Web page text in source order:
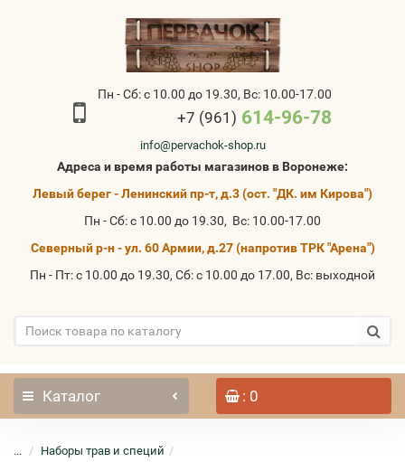
Пн - Сб: с 10.00 до 19.30, Вс: 10.00-17.00
+7 (961) 614-96-78
info@pervachok-shop.ru
Адреса и время работы магазинов в Воронеже:
Левый берег - Ленинский пр-т, д.3 (ост. "ДК. им Кирова")
Пн - Сб: с 10.00 до 19.30, Вс: 10.00-17.00
Северный р-н - ул. 60 Армии, д.27 (напротив ТРК "Арена")
Пн - Пт: с 10.00 до 19.30, Сб: с 10.00 до 17.00, Вс: выходной
Каталог : 0
...
Наборы трав и специй